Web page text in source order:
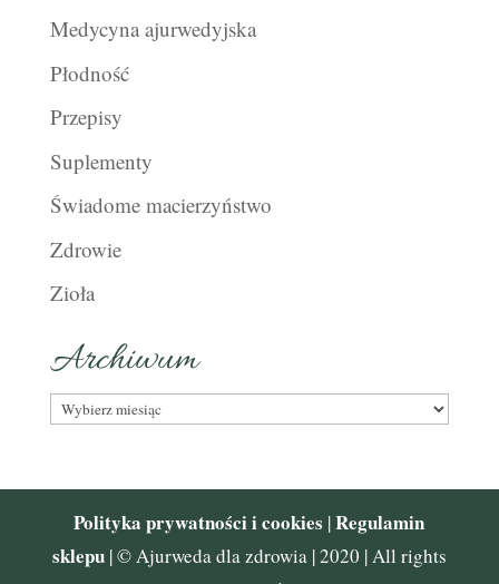
Medycyna ajurwedyjska
Płodność
Przepisy
Suplementy
Świadome macierzyństwo
Zdrowie
Zioła
Archiwum
Archiwum
Polityka prywatności i cookies |Regulamin
sklepu | © Ajurweda dla zdrowia | 2020 | All rights